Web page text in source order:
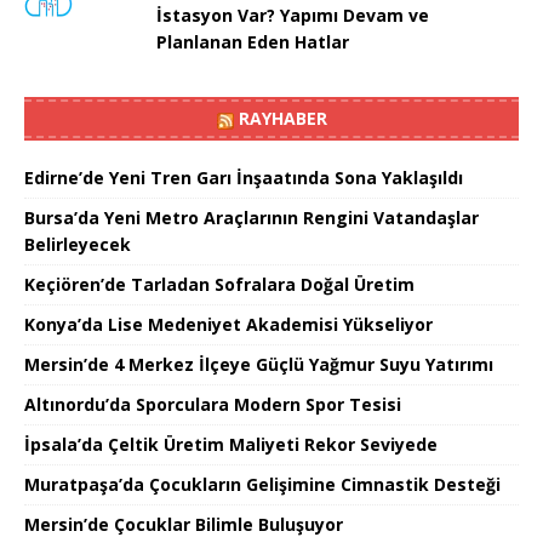
İstasyon Var? Yapımı Devam ve
Planlanan Eden Hatlar
RAYHABER
Edirne’de Yeni Tren Garı İnşaatında Sona Yaklaşıldı
Bursa’da Yeni Metro Araçlarının Rengini Vatandaşlar
Belirleyecek
Keçiören’de Tarladan Sofralara Doğal Üretim
Konya’da Lise Medeniyet Akademisi Yükseliyor
Mersin’de 4 Merkez İlçeye Güçlü Yağmur Suyu Yatırımı
Altınordu’da Sporculara Modern Spor Tesisi
İpsala’da Çeltik Üretim Maliyeti Rekor Seviyede
Muratpaşa’da Çocukların Gelişimine Cimnastik Desteği
Mersin’de Çocuklar Bilimle Buluşuyor